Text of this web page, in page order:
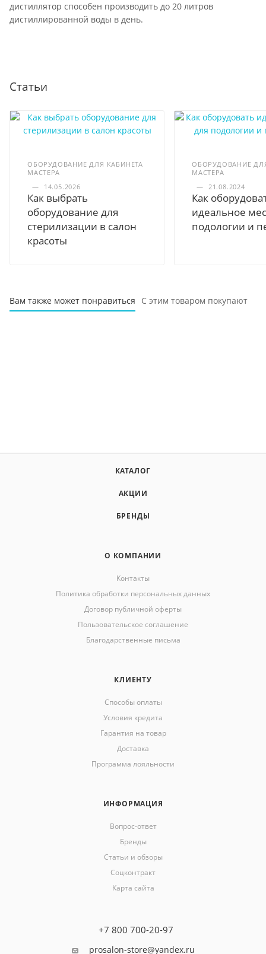
дистиллятор способен производить до 20 литров
дистиллированной воды в день.
Статьи
ОБОРУДОВАНИЕ ДЛЯ КАБИНЕТА
МАСТЕРА
—
14.05.2026
Как выбрать
оборудование для
стерилизации в салон
красоты
ОБОРУДОВАНИЕ
МАСТЕРА
— 21.08.2024
Как
идеальное
подологии и
Вам также может понравиться С этим товаром покупают
КАТАЛОГ
АКЦИИ
БРЕНДЫ
О КОМПАНИИ
Контакты
Политика обработки персональных данных
Договор публичной оферты
Пользовательское соглашение
Благодарственные письма
КЛИЕНТУ
Способы оплаты
Условия кредита
Гарантия на товар
Доставка
Программа лояльности
ИНФОРМАЦИЯ
Вопрос-ответ
Бренды
Статьи и обзоры
Соцконтракт
Карта сайта
+7 800 700-20-97
prosalon-store@yandex.ru